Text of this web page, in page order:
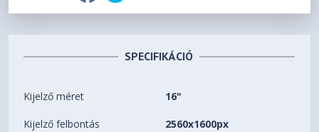
SPECIFIKÁCIÓ
Kijelző méret 16"
Kijelző felbontás 2560x1600px